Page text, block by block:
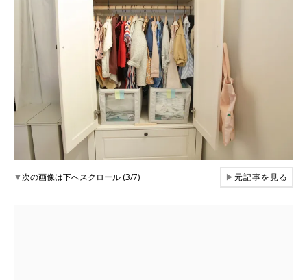
▼次の画像は下へスクロール (3/7) ▶元記事を見る